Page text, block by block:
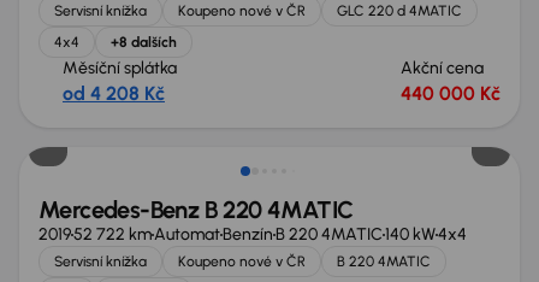
Servisní knížka Koupeno nové v ČR
GLC 220 d 4MATIC
4x4
+8 dalších
Měsíční splátka
od 4 208 Kč
Akční cena
440 000 Kč
Mercedes-Benz B 220 4MATIC
201952 722 kmAutomatBenzín B 220 4MATIC140 kW4x4
Servisní knížka Koupeno nové v ČR
B 220 4MATIC